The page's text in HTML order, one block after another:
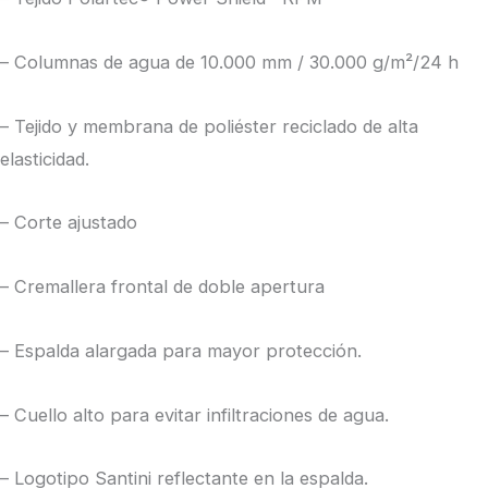
– Columnas de agua de 10.000 mm / 30.000 g/m²/24 h
– Tejido y membrana de poliéster reciclado de alta
elasticidad.
– Corte ajustado
– Cremallera frontal de doble apertura
– Espalda alargada para mayor protección.
– Cuello alto para evitar infiltraciones de agua.
– Logotipo Santini reflectante en la espalda.